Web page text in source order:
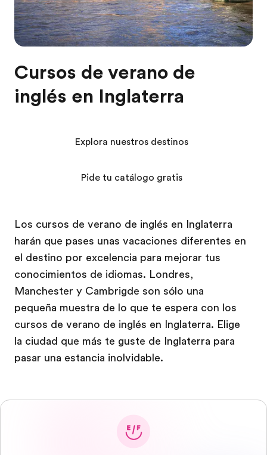
Cursos de verano de
inglés en Inglaterra
Los cursos de verano de inglés en Inglaterra
harán que pases unas vacaciones diferentes en
el destino por excelencia para mejorar tus
conocimientos de idiomas. Londres,
Manchester y Cambrigde son sólo una
pequeña muestra de lo que te espera con los
cursos de verano de inglés en Inglaterra. Elige
la ciudad que más te guste de Inglaterra para
pasar una estancia inolvidable.
Explora nuestros destinos
Pide tu catálogo gratis